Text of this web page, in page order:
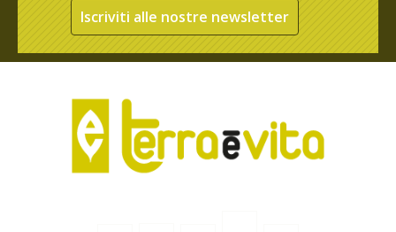
Iscriviti alle nostre newsletter